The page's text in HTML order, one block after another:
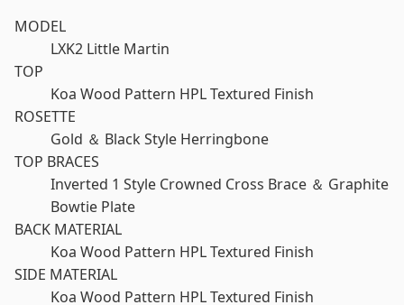
MODEL
LXK2 Little Martin
TOP
Koa Wood Pattern HPL Textured Finish
ROSETTE
Gold ＆ Black Style Herringbone
TOP BRACES
Inverted 1 Style Crowned Cross Brace ＆ Graphite
Bowtie Plate
BACK MATERIAL
Koa Wood Pattern HPL Textured Finish
SIDE MATERIAL
Koa Wood Pattern HPL Textured Finish